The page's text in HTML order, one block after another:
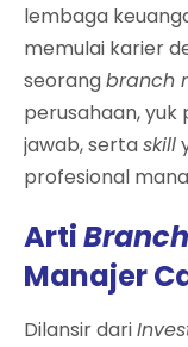
lembaga
memulai karier
seorangbranch
perusahaan,
jawab, sertaskill
profesional
Arti
Manajer
Dilansir dari